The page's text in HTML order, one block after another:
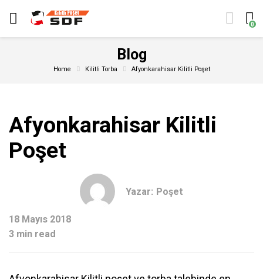
0
Blog
Home Kilitli Torba Afyonkarahisar Kilitli Poşet
Afyonkarahisar Kilitli
Poşet
Yazar: Poşet
18 Mayıs 2018
3 min read